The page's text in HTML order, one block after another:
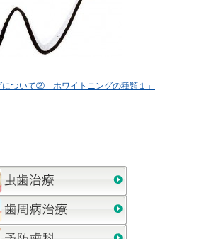
ついて②「ホワイトニングの種類１」